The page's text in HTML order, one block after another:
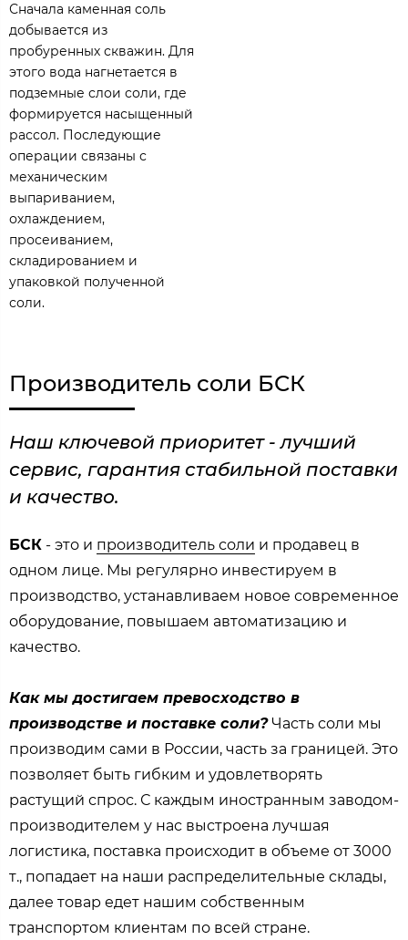
Сначала каменная соль
добывается из
пробуренных скважин. Для
этого вода нагнетается в
подземные слои соли, где
формируется насыщенный
рассол. Последующие
операции связаны с
механическим
выпариванием,
охлаждением,
просеиванием,
складированием и
упаковкой полученной
соли.
Производитель соли БСК
Наш ключевой приоритет - лучший
сервис, гарантия стабильной поставки
и качество.
БСК - это и производитель соли и продавец в
одном лице. Мы регулярно инвестируем в
производство, устанавливаем новое современное
оборудование, повышаем автоматизацию и
качество.
Как мы достигаем превосходство в
производстве и поставке соли?Часть соли мы
производим сами в России, часть за границей. Это
позволяет быть гибким и удовлетворять
растущий спрос. С каждым иностранным заводом-
производителем у нас выстроена лучшая
логистика, поставка происходит в объеме от 3000
т., попадает на наши распределительные склады,
далее товар едет нашим собственным
транспортом клиентам по всей стране.